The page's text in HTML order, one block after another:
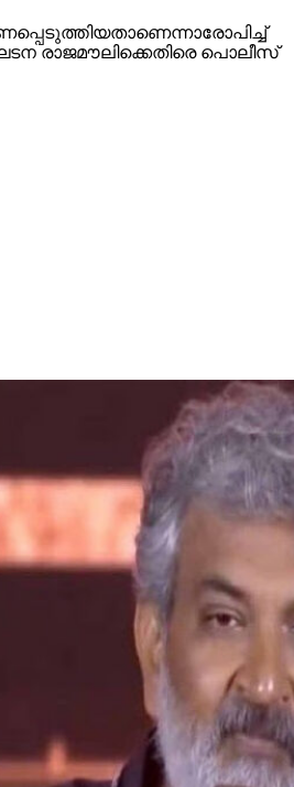
രാജമൗലിക്കെതിരെ പൊലീസ്